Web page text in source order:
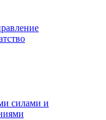
силами и